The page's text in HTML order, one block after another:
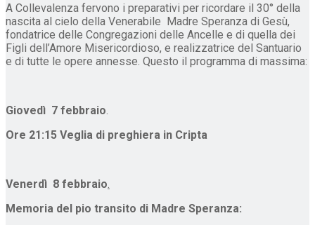
A Collevalenza fervono i preparativi per ricordare il 30° della
nascita al cielo della Venerabile Madre Speranza di Gesù,
fondatrice delle Congregazioni delle Ancelle e di quella dei
Figli dell’Amore Misericordioso, e realizzatrice del Santuario
e di tutte le opere annesse. Questo il programma di massima:
Giovedì 7 febbraio.
Ore 21:15 Veglia di preghiera in Cripta
Venerdì 8 febbraio.
Memoria del pio transito di Madre Speranza: